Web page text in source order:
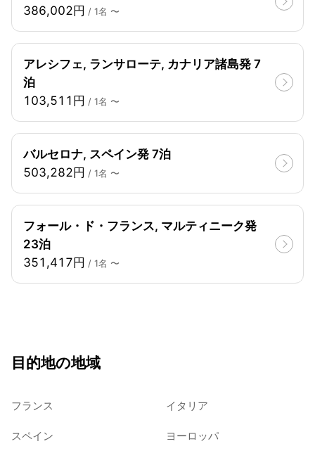
386,002円 / 1名 〜
アレシフェ, ランサローテ, カナリア諸島発 7
泊
103,511円 / 1名 〜
バルセロナ, スペイン発 7泊
503,282円 / 1名 〜
フォール・ド・フランス, マルティニーク発
23泊
351,417円 / 1名 〜
目的地の地域
フランス イタリア
スペイン ヨーロッパ